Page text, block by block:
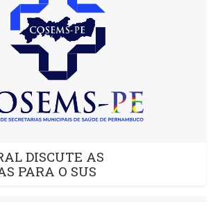
DISCUTE AS
PARA O SUS